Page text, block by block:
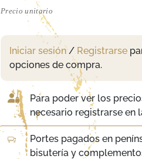
Precio unitario
Iniciar sesión/ Registrarse
opciones de compra.
Para poder ver los
necesario registrarse en
Portes pagados en
bisutería y